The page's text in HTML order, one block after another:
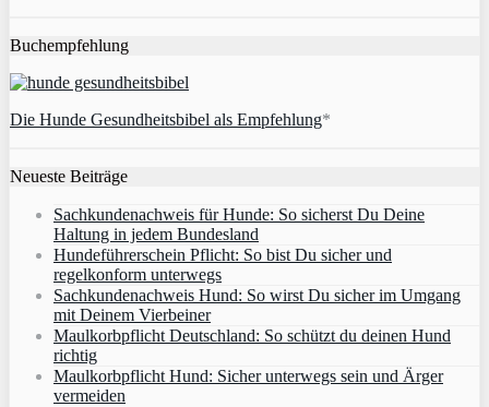
Buchempfehlung
Die Hunde Gesundheitsbibel als Empfehlung*
Neueste Beiträge
Sachkundenachweis für Hunde: So sicherst Du Deine
Haltung in jedem Bundesland
Hundeführerschein Pflicht: So bist Du sicher und
regelkonform unterwegs
Sachkundenachweis Hund: So wirst Du sicher im Umgang
mit Deinem Vierbeiner
Maulkorbpflicht Deutschland: So schützt du deinen Hund
richtig
Maulkorbpflicht Hund: Sicher unterwegs sein und Ärger
vermeiden